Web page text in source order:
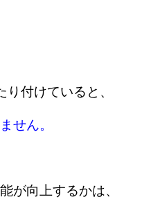
付けていると、
せん。
が向上するかは、